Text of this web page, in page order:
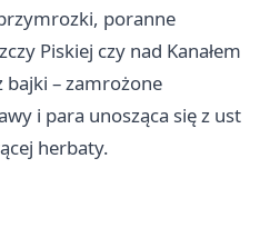
poranne
Piskiej czy nad Kanałem
bajki – zamrożone
i para unosząca się z ust
herbaty.